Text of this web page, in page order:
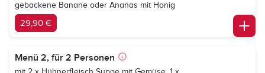
gebackene Banane oder Ananas mit Honig
29,90 €
Menü 2, für 2 Personen